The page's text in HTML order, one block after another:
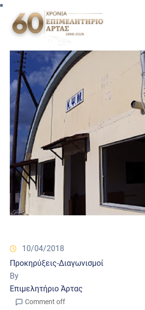
10/04/2018
Προκηρύξεις-Διαγωνισμοί
By
Επιμελητήριο Άρτας
Comment off